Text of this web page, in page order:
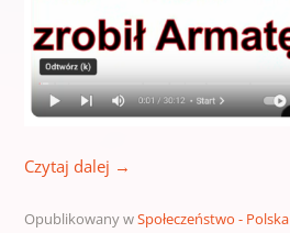
Czytaj dalej →
Opublikowany wSpołeczeństwo - Polska